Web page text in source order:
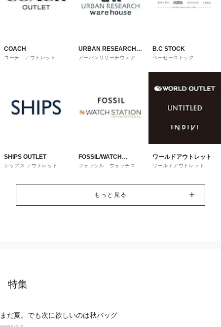
COACH
コーチ アウトレット
URBAN RESEARCH
ware house
アーバンリサーチウェアハ
B.C STOCK
ベーセーストック
SHIPS OUTLET
シップス アウトレット
FOSSIL/WATCH
STATION
フォッシル ウォッチステ
ワールドアウトレット
ワールドアウトレット
もっと見る
特集
まだ夏。でも次に欲しいのは秋バッグ